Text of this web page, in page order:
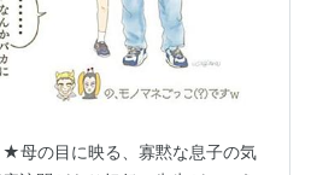
母の目に映る、寡黙な息子の気